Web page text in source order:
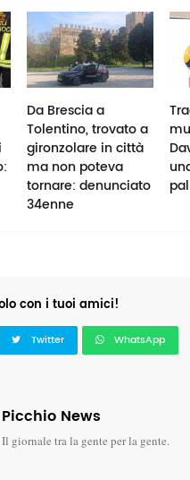
Da Brescia a
Tolentino, trovato a
gironzolare in città
ma non poteva
tornare: denunciato
34enne
con i tuoi amici!
Twitter WhatsApp
Picchio News
Il giornale tra la gente per la gente.